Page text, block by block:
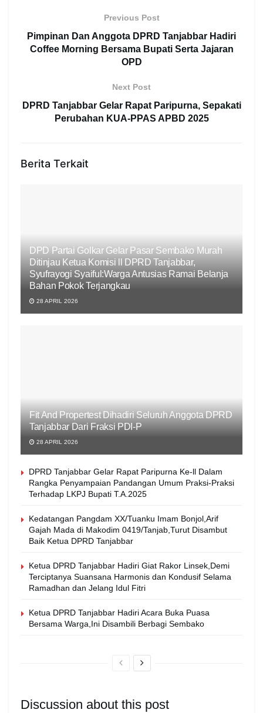
Previous Post
Pimpinan Dan Anggota DPRD Tanjabbar Hadiri
Coffee Morning Bersama Bupati Serta Jajaran
OPD
Next Post
DPRD Tanjabbar Gelar Rapat Paripurna, Sepakati
Perubahan KUA-PPAS APBD 2025
Berita Terkait
DPD Partai Golkar Gelar Pasar Sembako Murah
Ditinjau Ketua Komisi ll DPRD Tanjabbar,
Syufrayogi Syaiful:Warga Antusias Ramai Belanja
Bahan Pokok Terjangkau
28 APRIL 2026
Fit And Propertest Dihadiri Seluruh Anggota DPRD
Tanjabbar Dari Fraksi PDI-P
28 APRIL 2026
DPRD Tanjabbar Gelar Rapat Paripurna Ke-ll Dalam
Rangka Penyampaian Pandangan Umum Praksi-Praksi
Terhadap LKPJ Bupati T.A.2025
Kedatangan Pangdam XX/Tuanku Imam Bonjol,Arif
Gajah Mada di Makodim 0419/Tanjab,Turut Disambut
Baik Ketua DPRD Tanjabbar
Ketua DPRD Tanjabbar Hadiri Giat Rakor Linsek,Demi
Terciptanya Suansana Harmonis dan Kondusif Selama
Ramadhan dan Jelang Idul Fitri
Ketua DPRD Tanjabbar Hadiri Acara Buka Puasa
Bersama Warga,Ini Disambili Berbagi Sembako
Discussion about this post